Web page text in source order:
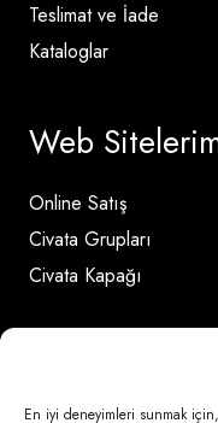
En iyi deneyimleri sunmak
Teslimat ve İade
Kataloglar
Web
Online Satış
Civata Grupları
Civata Kapağı
İletişim